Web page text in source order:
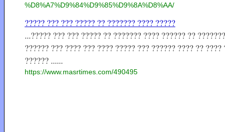
%D8%A7%D9%84%D9%85%D9%8A%D8%AA/
????? ??? ??? ????? ?? ??????? ???? ?????
...????? ??? ??? ????? ?? ??????? ???? ?????? ??
?????? ??? ???? ??? ???? ????? ??? ?????? ???? ??
?????? ......
https://www.masrtimes.com/490495